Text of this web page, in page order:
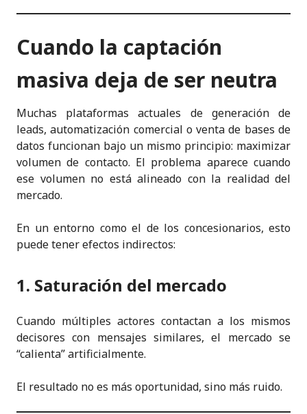
Cuando la captación
masiva deja de ser neutra
Muchas plataformas actuales de generación de
leads, automatización comercial o venta de bases de
datos funcionan bajo un mismo principio: maximizar
volumen de contacto. El problema aparece cuando
ese volumen no está alineado con la realidad del
mercado.
En un entorno como el de los concesionarios, esto
puede tener efectos indirectos:
1. Saturación del mercado
Cuando múltiples actores contactan a los mismos
decisores con mensajes similares, el mercado se
“calienta” artificialmente.
El resultado no es más oportunidad, sino más ruido.